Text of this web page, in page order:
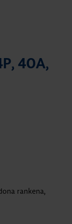
40A,
rankena,